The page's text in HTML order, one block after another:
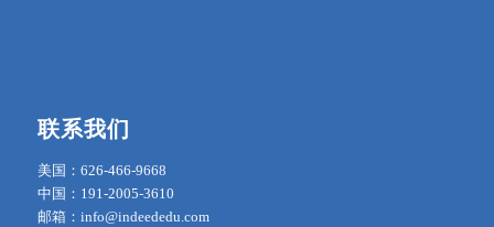
联系我们
美国：626-466-9668
中国：191-2005-3610
邮箱：info@indeededu.com